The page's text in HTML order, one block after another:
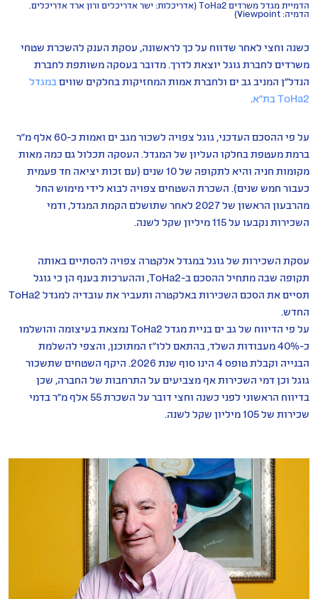
הדמיית מגדל משרדים ToHa2 (אדריכלות: ישר אדריכלים ורון ארד אדריכלים.
הדמיה: Viewpoint)
כשנה וחצי לאחר שדווח על כך לראשונה, עסקת הענק להשכרת שטחי
משרדים לחברת גוגל יוצאת לדרך. מדובר בעסקה משותפת לחברת
הנדל"ן המניב גב ים ולחברת אמות המחזיקות בחלקים שווים במגדל
ToHa2 בת"א
.
על פי ההסכם העדכני, גוגל צפויה לשכור מגב ים ואמות כ-60 אלף מ"ר
ברמת מעטפת בחלקו העליון של המגדל. העסקה תכלול גם כמה מאות
מקומות חניה והיא לתקופה של 10 שנים (עם זכות יציאה חד פעמית
כעבור חמש שנים). השכרת השטחים צפויה לבוא לידי מימוש החל
מהרבעון הראשון של 2027 לאחר שתושלם הקמת המגדל, ודמי
השכירות נקבעו על 115 מיליון שקל לשנה.
עסקת השכירות של גוגל במגדל אלקטרה צפויה להסתיים באותה
תקופה שבה מתחיל ההסכם ב-ToHa2, וההערכות בענף הן כי גוגל
תסיים את הסכם השכירות באלקטרה ותעביר את עובדיה למגדל ToHa2
החדש.
על פי הדיווח של גב ים בניית מגדל ToHa2 נמצאת בעיצומה והושלמו
כ-40% מעבודות השלד, בהתאם ללו"ז המתוכנן, והצפי להשלמת
הבנייה וקבלת טופס 4 הינו סוף שנת 2026. היקף השטחים שתשכור
גוגל וכן דמי השכירות אף מצביעים על התרחבות של החברה, שכן
בדיווח הראשוני לפני כשנה וחצי דובר על השכרת 55 אלף מ"ר בדמי
שכירות של 105 מיליון שקל לשנה.